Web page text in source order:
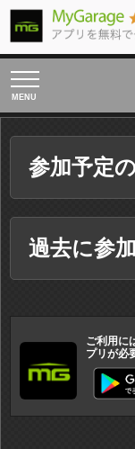
toggle
navigation
参加予定
過去に参
ご利用に
プリが必